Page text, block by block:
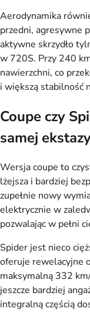
Aerodynamika
przedni, agresywne
aktywne skrzydło
w 720S. Przy 240
nawierzchni, co
i większą stabilność
Coupe czy
samej
Wersja coupe to
lżejsza i bardziej
zupełnie nowy
elektrycznie w
pozwalając w pełni
Spider jest nieco
oferuje rewelacyjne
maksymalną 332
jeszcze bardziej
integralną częścią